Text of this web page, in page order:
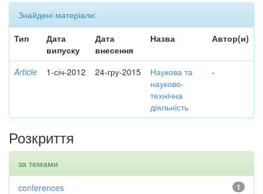
Знайдені матеріали:
Тип
Дата
випуску
Дата
внесення
Назва Автор(и)
Article 1-січ-2012 24-гру-2015
Наукова та
науково-
технічна
діяльність
-
Розкриття
за темами
1
conferences